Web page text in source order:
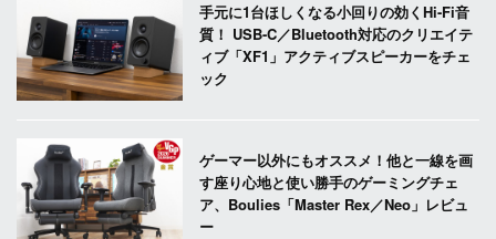
手元に1台ほしくなる小回りの効くHi-Fi音
質！ USB-C／Bluetooth対応のクリエイテ
ィブ「XF1」アクティブスピーカーをチェ
ック
ゲーマー以外にもオススメ！他と一線を画
す座り心地と使い勝手のゲーミングチェ
ア、Boulies「Master Rex／Neo」レビュ
ー